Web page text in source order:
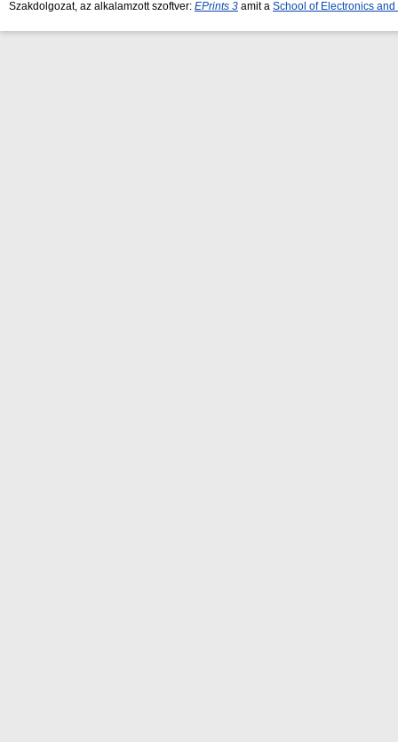
Szakdolgozat, az alkalamzott szoftver: EPrints 3 amit a School of Electronics